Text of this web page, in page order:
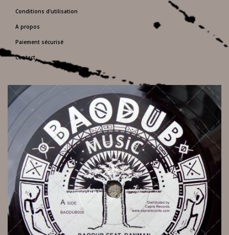
Conditions d'utilisation
A propos
Paiement sécurisé
Contact